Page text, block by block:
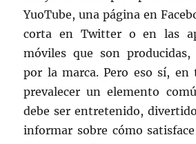
YuoTube, una página en
corta en Twitter o en las
móviles que son producidas,
por la marca. Pero eso sí, en
prevalecer un elemento
debe ser entretenido,
informar sobre cómo